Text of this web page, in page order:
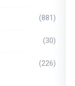
(881)
(30)
(226)